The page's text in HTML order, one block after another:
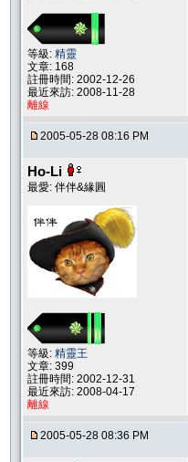
等級: 精靈
文章: 168
註冊時間: 2002-12-26
最近來訪: 2008-11-28
離線
2005-05-28 08:16 PM
Ho-Li
最愛: 伴伴&緣圓
等級: 精靈王
文章: 399
註冊時間: 2002-12-31
最近來訪: 2008-04-17
離線
2005-05-28 08:36 PM